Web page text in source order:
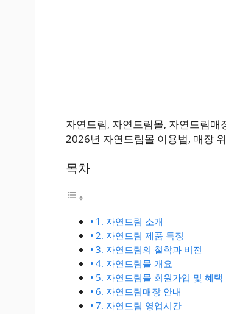
자연드림, 자연드림몰, 자연드림
2026년 자연드림몰 이용법, 매장
목차
1. 자연드림 소개
2. 자연드림 제품 특징
3. 자연드림의 철학과 비전
4. 자연드림몰 개요
5. 자연드림몰 회원가입 및 혜택
6. 자연드림매장 안내
7. 자연드림 영업시간